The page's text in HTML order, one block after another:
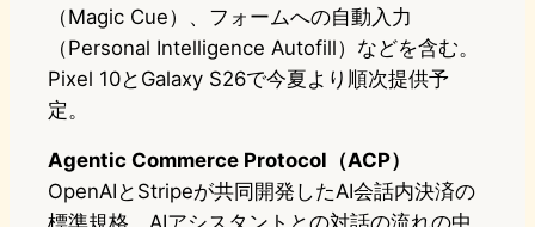
（Magic Cue）、フォームへの自動入力
（Personal Intelligence Autofill）などを含む。
Pixel 10とGalaxy S26で今夏より順次提供予
定。
Agentic Commerce Protocol（ACP）
OpenAIとStripeが共同開発したAI会話内決済の